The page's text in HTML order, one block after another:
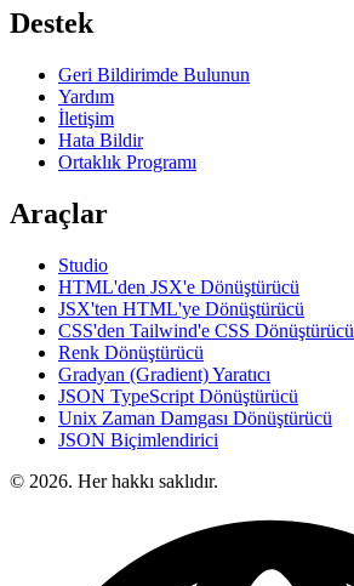
Destek
Geri Bildirimde Bulunun
Yardım
İletişim
Hata Bildir
Ortaklık Programı
Araçlar
Studio
HTML'den JSX'e Dönüştürücü
JSX'ten HTML'ye Dönüştürücü
CSS'den Tailwind'e CSS Dönüştürücü
Renk Dönüştürücü
Gradyan (Gradient) Yaratıcı
JSON TypeScript Dönüştürücü
Unix Zaman Damgası Dönüştürücü
JSON Biçimlendirici
© 2026. Her hakkı saklıdır.